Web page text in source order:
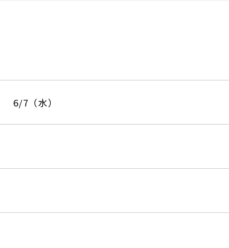
6/7（水）